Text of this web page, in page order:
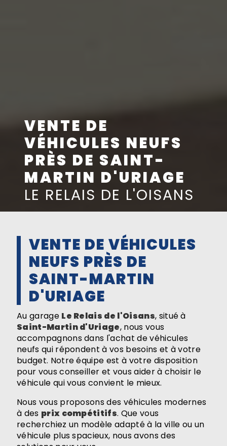
VENTE DE
VÉHICULES NEUFS
PRÈS DE SAINT-
MARTIN D'URIAGE
LE RELAIS DE L'OISANS
VENTE DE VÉHICULES
NEUFS PRÈS DE
SAINT-MARTIN
D'URIAGE
Au garage Le Relais de l'Oisans, situé à
Saint-Martin d'Uriage, nous vous
accompagnons dans l'achat de véhicules
neufs qui répondent à vos besoins et à votre
budget. Notre équipe est à votre disposition
pour vous conseiller et vous aider à choisir le
véhicule qui vous convient le mieux.
Nous vous proposons des véhicules modernes
à des prix compétitifs. Que vous
recherchiez un modèle adapté à la ville ou un
véhicule plus spacieux, nous avons des